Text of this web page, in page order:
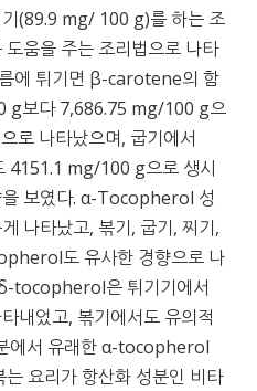
(89.9 mg/ 100 g)를 하는 조
움을 주는 조리법으로 나타
에 튀기면 β-carotene의 함
g보다 7,686.75 mg/100 g으
로 나타났으며, 굽기에서
4151.1 mg/100 g으로 생시
을 보였다. α-Tocopherol 성
나타났고, 볶기, 굽기, 찌기,
도 유사한 경향으로 나
tocopherol은 튀기기에서
내었고, 볶기에서도 유의적
에서 유래한 α-tocopherol
요리가 항산화 성분인 비타